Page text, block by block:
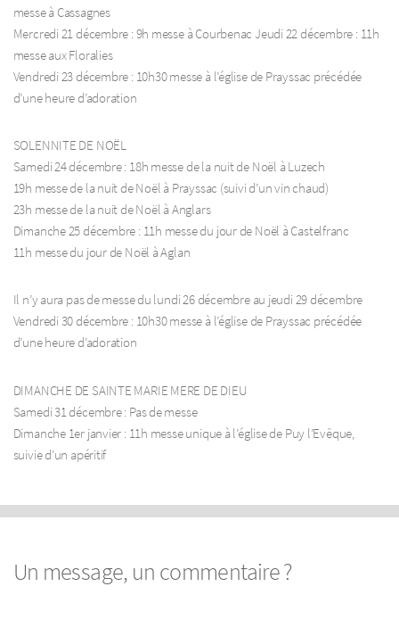
messe à Cassagnes
Mercredi 21 décembre : 9h messe à Courbenac Jeudi 22 décembre : 11h
messe aux Floralies
Vendredi 23 décembre : 10h30 messe à l’église de Prayssac précédée
d’une heure d’adoration
SOLENNITE DE NOËL
Samedi 24 décembre : 18h messe de la nuit de Noël à Luzech
19h messe de la nuit de Noël à Prayssac (suivi d’un vin chaud)
23h messe de la nuit de Noël à Anglars
Dimanche 25 décembre : 11h messe du jour de Noël à Castelfranc
11h messe du jour de Noël à Aglan
Il n’y aura pas de messe du lundi 26 décembre au jeudi 29 décembre
Vendredi 30 décembre : 10h30 messe à l’église de Prayssac précédée
d’une heure d’adoration
DIMANCHE DE SAINTE MARIE MERE DE DIEU
Samedi 31 décembre : Pas de messe
Dimanche 1er janvier : 11h messe unique à l’église de Puy l’Evêque,
suivie d’un apéritif
Un message, un commentaire ?